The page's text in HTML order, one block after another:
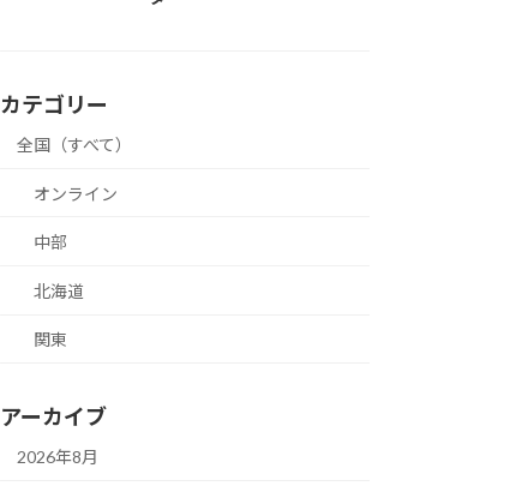
カテゴリー
全国（すべて）
オンライン
中部
北海道
関東
アーカイブ
2026年8月